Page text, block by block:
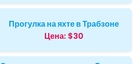
Прогулка на яхте в Трабзоне
Цена: $30